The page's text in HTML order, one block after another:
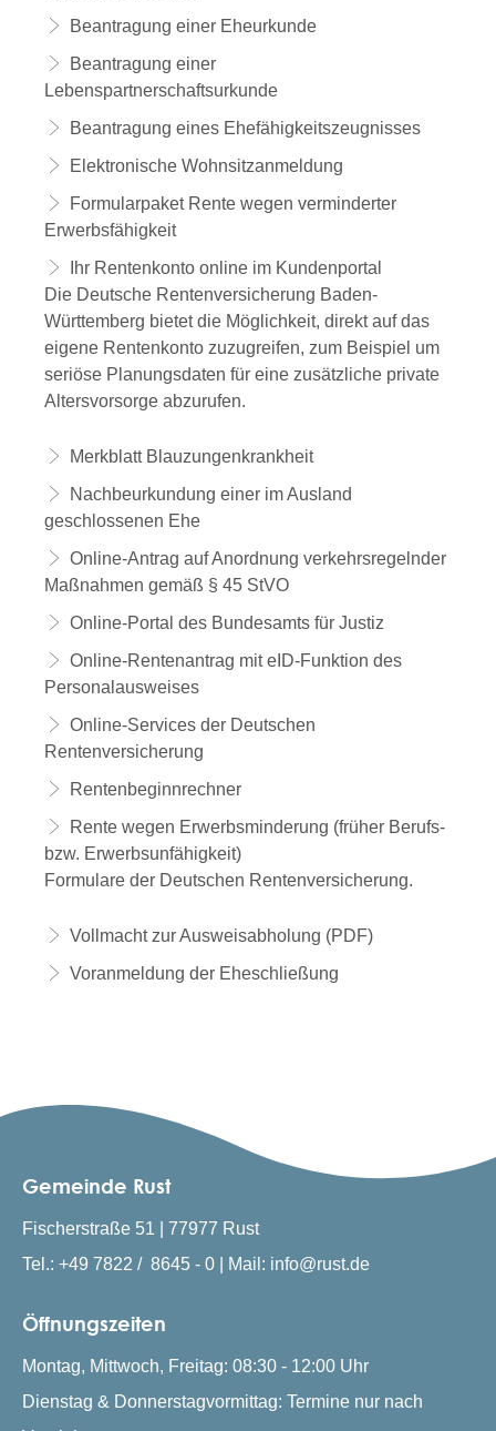
Beantragung einer Eheurkunde
Beantragung einer
Lebenspartnerschaftsurkunde
Beantragung eines Ehefähigkeitszeugnisses
Elektronische Wohnsitzanmeldung
Formularpaket Rente wegen verminderter
Erwerbsfähigkeit
Ihr Rentenkonto online im Kundenportal
Die Deutsche Rentenversicherung Baden-
Württemberg bietet die Möglichkeit, direkt auf das
eigene Rentenkonto zuzugreifen, zum Beispiel um
seriöse Planungsdaten für eine zusätzliche private
Altersvorsorge abzurufen.
Merkblatt Blauzungenkrankheit
Nachbeurkundung einer im Ausland
geschlossenen Ehe
Online-Antrag auf Anordnung verkehrsregelnder
Maßnahmen gemäß § 45 StVO
Online-Portal des Bundesamts für Justiz
Online-Rentenantrag mit eID-Funktion des
Personalausweises
Online-Services der Deutschen
Rentenversicherung
Rentenbeginnrechner
Rente wegen Erwerbsminderung (früher Berufs-
bzw. Erwerbsunfähigkeit)
Formulare der Deutschen Rentenversicherung.
Vollmacht zur Ausweisabholung (PDF)
Voranmeldung der Eheschließung
Gemeinde Rust
Fischerstraße 51 | 77977 Rust
Tel.: +49 7822 / 8645 - 0 | Mail: info@rust.de
Öffnungszeiten
Montag, Mittwoch, Freitag: 08:30 - 12:00 Uhr
Dienstag & Donnerstagvormittag: Termine nur nach